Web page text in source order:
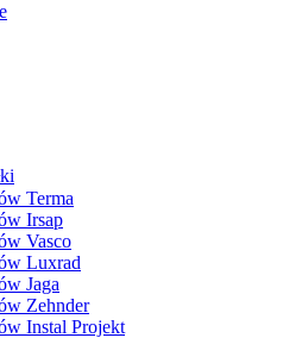
Terma
Irsap
Vasco
Luxrad
Jaga
Zehnder
Instal Projekt